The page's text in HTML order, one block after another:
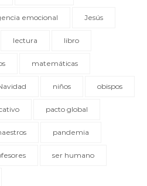
emocional Jesús
lectura libro
matemáticas
niños obispos
pacto global
pandemia
ser humano